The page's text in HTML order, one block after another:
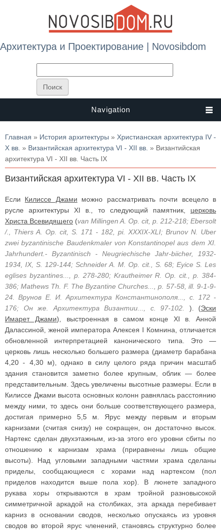
Архитектура и Проектирование | Novosibdom
Navigation
Вы здесь
Главная » История архитектуры » Христианская архитектура IV -
X вв. » Византийская архитектура VI - XII вв. » Византийская
архитектура VI - XII вв. Часть IX
Византийская архитектура VI - XII вв. Часть IX
Если Килиссе Джами можно рассматривать почти всецело в
русле архитектуры XI в., то следующий памятник, церковь
Христа Всевидящего (van Millingen A. Op. cit, p. 212-218; Ebersolt
/., Thiers A. Op. cit, S. 171 - 182, pi. XXXIX-XLI; Brunov N. Uber
zwei byzantinische Baudenkmaler von Konstantinopel aus dem XI.
Jahrhundert.- Byzantinisch - Neugriechische Jahr-biicher, 1932-
1934, IX, S. 129-144; Schneider A. M. Op. cit., S. 68; Eyice S. Les
eglises byzantines..., p. 278-280; Krautheimer R. Op. cit., p. 384-
386; Mathews Th. F. The Byzantine Churches..., p. 57-58, ill. 9-1-9-
24. Врунов Е. И. Архитектура Константинополя..., с. 172 -
176; Он же. Архитектура Византии..., с. 97-102. ). (Эски
Имарет Джами), выстроенная в самом конце XI в. Анной
Далассиной, женой императора Алексея I Комнина, отличается
обновленной интерпретацией канонического типа. Это —
церковь лишь несколько большего размера (диаметр барабана
4,20 - 4,30 м), однако в силу целого ряда причин масштаб
здания становится заметно более крупным, облик — более
представительным. Здесь увеличены высотные размеры. Если в
Килиссе Джами высота основных колонн равнялась расстоянию
между ними, то здесь они больше соответствующего размера,
достигая примерно 5,5 м. Ярус между первым и вторым
карнизами (считая снизу) не сокращен, он достаточно высок.
Нартекс сделан двухэтажным, из-за этого его уровни сбиты по
отношению к карнизам храма (приравнены лишь общие
высоты). Над угловыми западными частями храма сделаны
приделы, сообщающиеся с хорами над нартексом (пол
приделов находится выше пола хор). В люнете западного
рукава хоры открываются в храм тройной разновысокой
симметричной аркадой на столбиках, эта аркада перебивает
карниз в основании сводов, несколько опускаясь из уровня
сводов во второй ярус членений, становясь структурно более